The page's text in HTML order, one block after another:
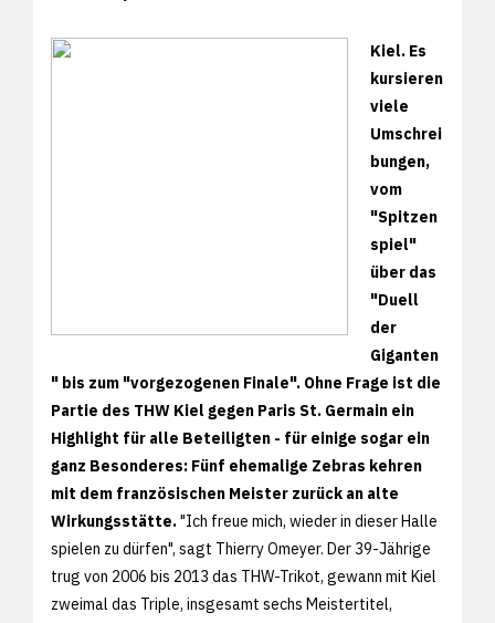
Kiel. Es
kursieren
viele
Umschrei
bungen,
vom
"Spitzen
spiel"
über das
"Duell
der
Giganten
" bis zum "vorgezogenen Finale". Ohne Frage ist die
Partie des THW Kiel gegen Paris St. Germain ein
Highlight für alle Beteiligten - für einige sogar ein
ganz Besonderes: Fünf ehemalige Zebras kehren
mit dem französischen Meister zurück an alte
Wirkungsstätte."Ich freue mich, wieder in dieser Halle
spielen zu dürfen", sagt Thierry Omeyer. Der 39-Jährige
trug von 2006 bis 2013 das THW-Trikot, gewann mit Kiel
zweimal das Triple, insgesamt sechs Meistertitel,